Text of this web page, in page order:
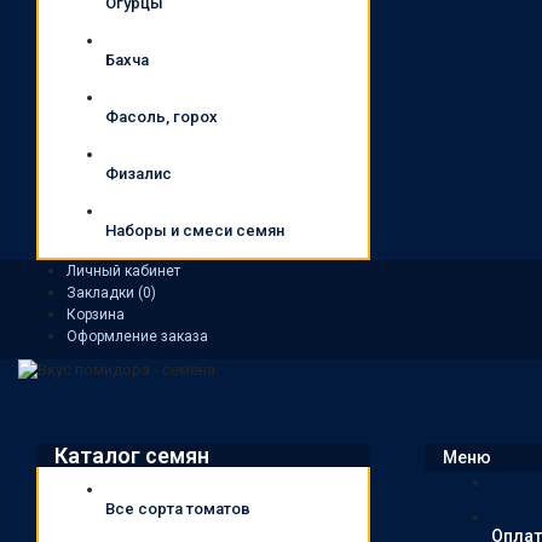
Бахча
Фасоль, горох
Физалис
Наборы и смеси семян
Личный кабинет
Закладки (0)
Корзина
Оформление заказа
Каталог семян
Все сорта томатов
Меню